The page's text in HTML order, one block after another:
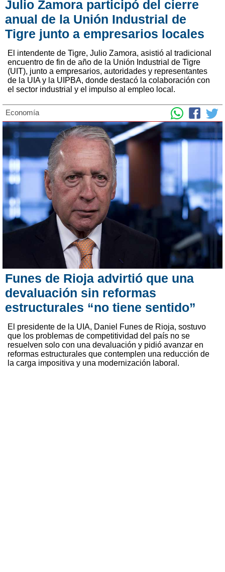
Julio Zamora participó del cierre
anual de la Unión Industrial de
Tigre junto a empresarios locales
El intendente de Tigre, Julio Zamora, asistió al tradicional
encuentro de fin de año de la Unión Industrial de Tigre
(UIT), junto a empresarios, autoridades y representantes
de la UIA y la UIPBA, donde destacó la colaboración con
el sector industrial y el impulso al empleo local.
Economía
Funes de Rioja advirtió que una
devaluación sin reformas
estructurales “no tiene sentido”
El presidente de la UIA, Daniel Funes de Rioja, sostuvo
que los problemas de competitividad del país no se
resuelven solo con una devaluación y pidió avanzar en
reformas estructurales que contemplen una reducción de
la carga impositiva y una modernización laboral.